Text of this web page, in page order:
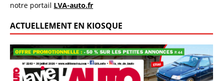
notre portail LVA-auto.fr
ACTUELLEMENT EN KIOSQUE